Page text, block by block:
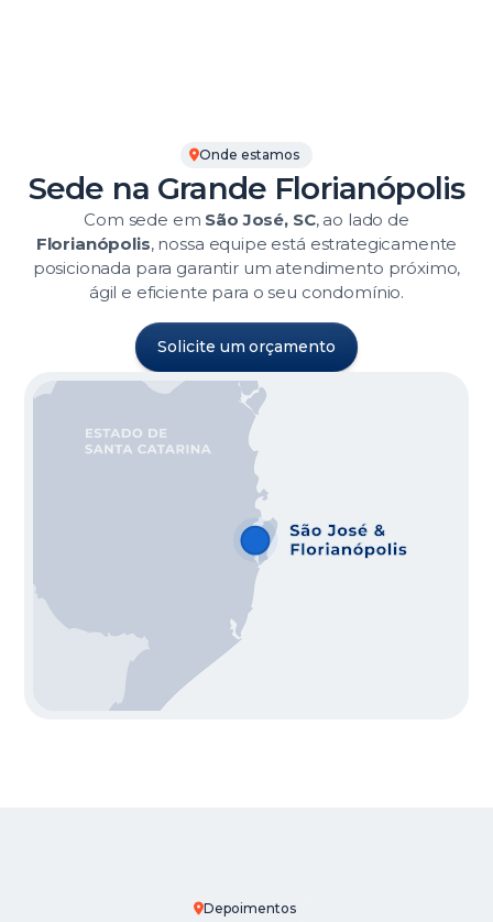
Onde estamos
Sede na Grande Florianópolis
Com sede em São José, SC, ao lado de
Florianópolis, nossa equipe está estrategicamente
posicionada para garantir um atendimento próximo,
ágil e eficiente para o seu condomínio.
Solicite um orçamento
Depoimentos